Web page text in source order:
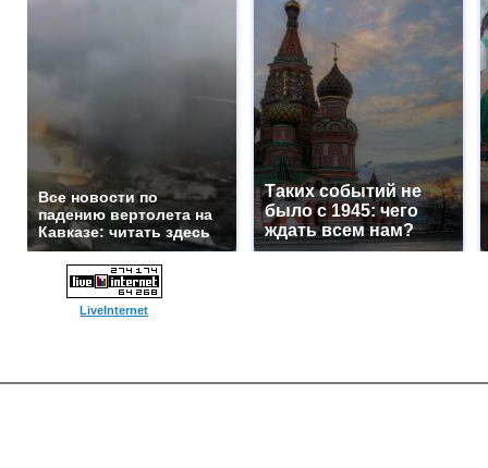
Все новости по
падению вертолета на
Кавказе: читать здесь
Таких событий не
было с 1945: чего
ждать всем нам?
LiveInternet